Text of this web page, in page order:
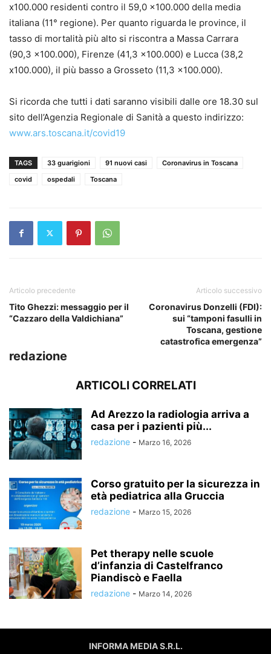
x100.000 residenti contro il 59,0 x100.000 della media
italiana (11° regione). Per quanto riguarda le province, il
tasso di mortalità più alto si riscontra a Massa Carrara
(90,3 x100.000), Firenze (41,3 x100.000) e Lucca (38,2
x100.000), il più basso a Grosseto (11,3 x100.000).
Si ricorda che tutti i dati saranno visibili dalle ore 18.30 sul
sito dell’Agenzia Regionale di Sanità a questo indirizzo:
www.ars.toscana.it/covid19
TAGS 33 guarigioni 91 nuovi casi
Coronavirus in Toscana
covid
ospedali Toscana
Articolo precedente
Tito Ghezzi: messaggio per il
“Cazzaro della Valdichiana”
Articolo successivo
Coronavirus Donzelli (FDI):
sui “tamponi fasulli in
Toscana, gestione
catastrofica emergenza”
redazione
ARTICOLI CORRELATI
Ad Arezzo la radiologia arriva a
casa per i pazienti più...
redazione - Marzo 16, 2026
Corso gratuito per la sicurezza in
età pediatrica alla Gruccia
redazione - Marzo 15, 2026
Pet therapy nelle scuole
d’infanzia di Castelfranco
Piandiscò e Faella
redazione - Marzo 14, 2026
INFORMA MEDIA S.R.L.